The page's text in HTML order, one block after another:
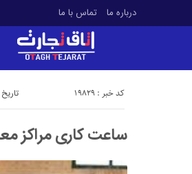
درباره ما تماس با ما
تاریخ کد خبر : 19829
ساعت کاری مراکز